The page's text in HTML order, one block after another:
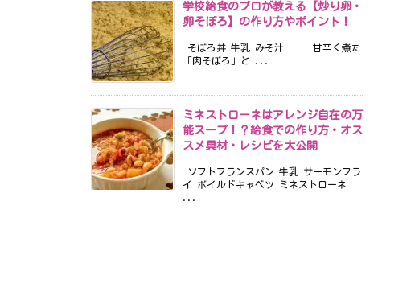
学校給食のプロが教える【炒り卵・
卵そぼろ】の作り方やポイント！
そぼろ丼 牛乳 みそ汁 甘辛く煮た
「肉そぼろ」と ...
ミネストローネはアレンジ自在の万
能スープ！？給食での作り方・オス
スメ具材・レシピを大公開
ソフトフランスパン 牛乳 サーモンフラ
イ ボイルドキャベツ ミネストローネ